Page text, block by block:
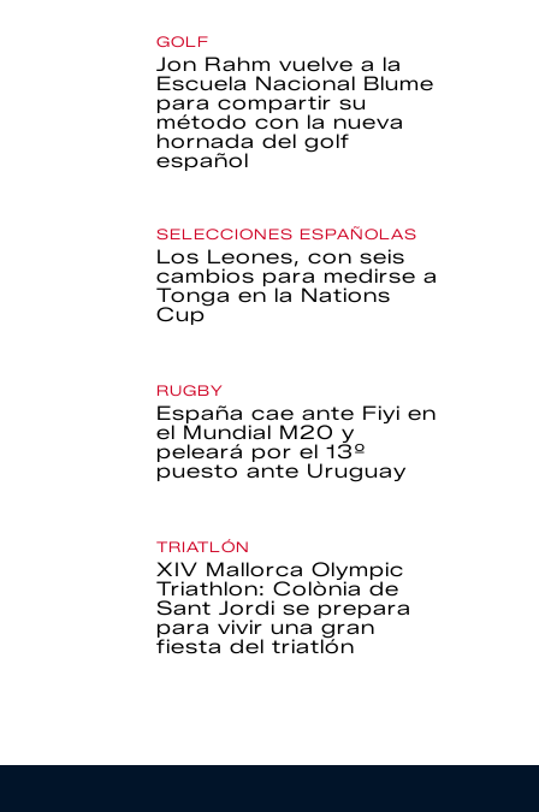
GOLF
Jon Rahm vuelve a la
Escuela Nacional Blume
para compartir su
método con la nueva
hornada del golf
español
SELECCIONES ESPAÑOLAS
Los Leones, con seis
cambios para medirse a
Tonga en la Nations
Cup
RUGBY
España cae ante Fiyi en
el Mundial M20 y
peleará por el 13º
puesto ante Uruguay
TRIATLÓN
XIV Mallorca Olympic
Triathlon: Colònia de
Sant Jordi se prepara
para vivir una gran
fiesta del triatlón